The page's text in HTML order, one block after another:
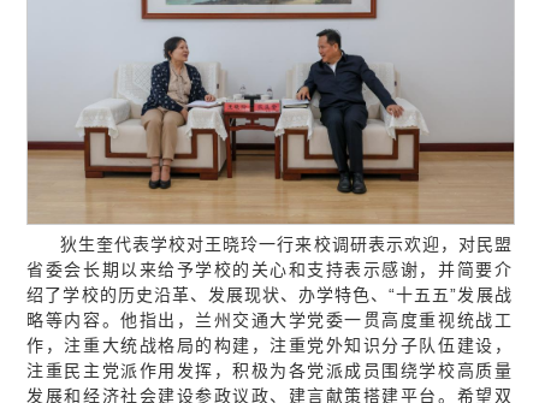
狄生奎代表学校对王晓玲一行来校调研表示欢迎，对民盟
省委会长期以来给予学校的关心和支持表示感谢，并简要介
绍了学校的历史沿革、发展现状、办学特色、“十五五”发展战
略等内容。他指出，兰州交通大学党委一贯高度重视统战工
作，注重大统战格局的构建，注重党外知识分子队伍建设，
注重民主党派作用发挥，积极为各党派成员围绕学校高质量
发展和经济社会建设参政议政、建言献策搭建平台。希望双